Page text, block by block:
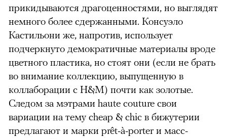
прикидываются драгоценностями, но выглядят
немного более сдержанными. Консуэло
Кастильони же, напротив, использует
подчеркнуто демократичные материалы вроде
цветного пластика, но стоят они (если не брать
во внимание коллекцию, выпущенную в
коллаборации с H&M) почти как золотые.
Следом за мэтрами haute couture свои
вариации на тему cheap & chic в бижутерии
предлагают и марки prêt-à-porterи масс-